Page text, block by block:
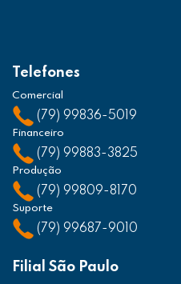
Telefones
Comercial
(79) 99836-5019
Financeiro
(79) 99883-3825
Produção
(79) 99809-8170
Suporte
(79) 99687-9010
Filial São Paulo